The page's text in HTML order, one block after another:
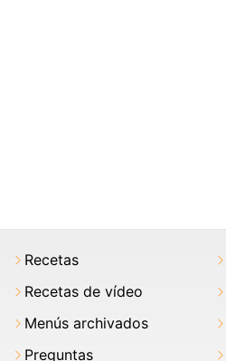
Recetas
Recetas de vídeo
Menús archivados
Preguntas